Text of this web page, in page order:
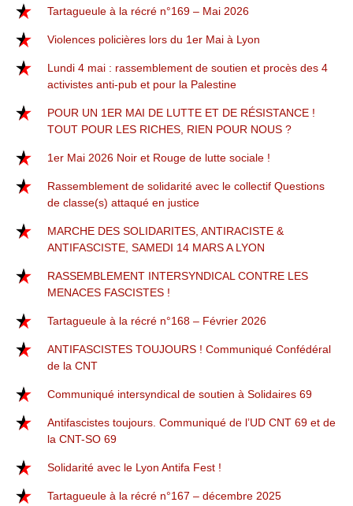
Tartagueule à la récré n°169 – Mai 2026
Violences policières lors du 1er Mai à Lyon
Lundi 4 mai : rassemblement de soutien et procès des 4
activistes anti-pub et pour la Palestine
POUR UN 1ER MAI DE LUTTE ET DE RÉSISTANCE !
TOUT POUR LES RICHES, RIEN POUR NOUS ?
1er Mai 2026 Noir et Rouge de lutte sociale !
Rassemblement de solidarité avec le collectif Questions
de classe(s) attaqué en justice
MARCHE DES SOLIDARITES, ANTIRACISTE &
ANTIFASCISTE, SAMEDI 14 MARS A LYON
RASSEMBLEMENT INTERSYNDICAL CONTRE LES
MENACES FASCISTES !
Tartagueule à la récré n°168 – Février 2026
ANTIFASCISTES TOUJOURS ! Communiqué Confédéral
de la CNT
Communiqué intersyndical de soutien à Solidaires 69
Antifascistes toujours. Communiqué de l’UD CNT 69 et de
la CNT-SO 69
Solidarité avec le Lyon Antifa Fest !
Tartagueule à la récré n°167 – décembre 2025